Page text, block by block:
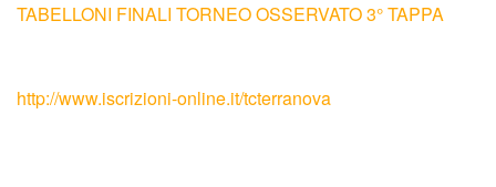
Attività
TABELLONI FINALI TORNEO OSSERVATO 3° TAPPA
http://www.iscrizioni-online.it/tcterranova